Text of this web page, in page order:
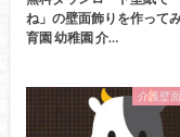
ね」の壁面飾りを作って
育園 幼稚園 介…
介護壁